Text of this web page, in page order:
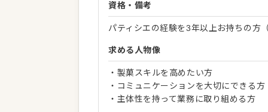
資格・備考
パティシエの経験を3年以上お持ちの方
求める人物像
・製菓スキルを高めたい方
・コミュニケーションを大切にできる方
・主体性を持って業務に取り組める方